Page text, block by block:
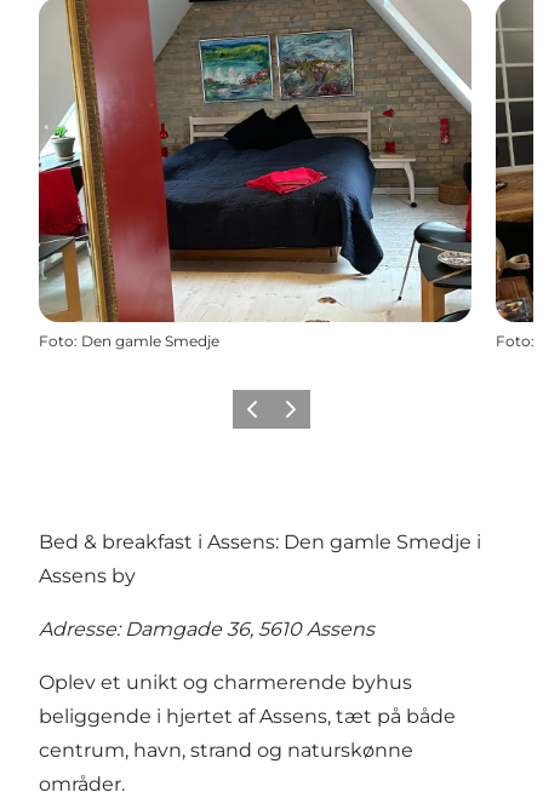
Foto: Den gamle Smedje Foto:
ForrigeNæste
Bed & breakfast i Assens: Den gamle Smedje i
Assens by
Adresse: Damgade 36, 5610 Assens
Oplev et unikt og charmerende byhus
beliggende i hjertet af Assens, tæt på både
centrum, havn, strand og naturskønne
områder.